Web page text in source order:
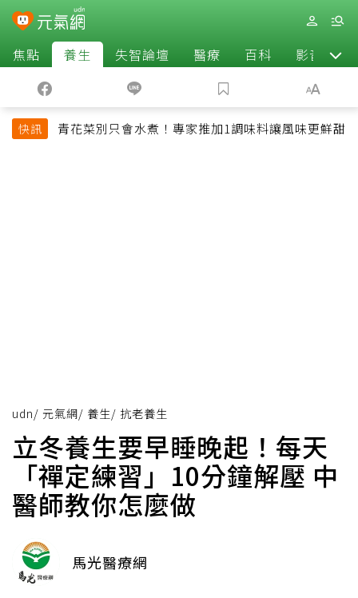
焦點 養生 失智論壇 醫療 百科 影音
快訊 青花菜別只會水煮！專家推加1調味料讓風味更鮮甜
udn/ 元氣網/ 養生/ 抗老養生
立冬養生要早睡晚起！每天
「禪定練習」10分鐘解壓 中
醫師教你怎麼做
馬光醫療網